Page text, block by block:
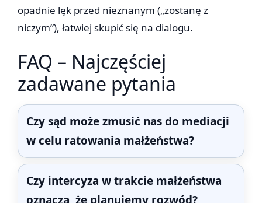
opadnie lęk przed nieznanym („zostanę z
niczym”), łatwiej skupić się na dialogu.
FAQ – Najczęściej
zadawane pytania
Czy sąd może zmusić nas do mediacji
w celu ratowania małżeństwa?
Czy intercyza w trakcie małżeństwa
oznacza, że planujemy rozwód?